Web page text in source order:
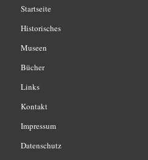
Startseite
Historisches
Museen
Bücher
Links
Kontakt
Impressum
Datenschutz